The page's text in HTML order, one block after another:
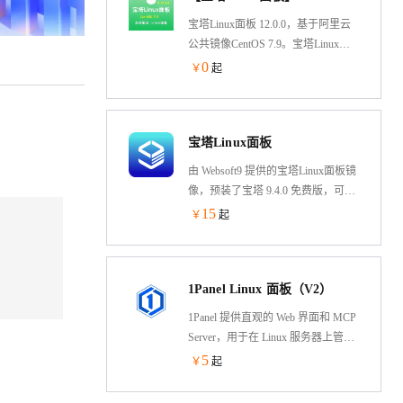
件。兼容ECS云服务器，此镜像环境
是数据盘运行，一键安装所需的网
宝塔Linux面板 12.0.0，基于阿里云
公共镜像CentOS 7.9。宝塔Linux面
板是提升运维效率的服务器管理软
数据库/JAVA等100多项服务器管理
功能
￥0 起
宝塔Linux面板
由 Websoft9 提供的宝塔Linux面板镜
像，预装了宝塔 9.4.0 免费版，可在
云服务器上一键部署。宝塔BT面板
等免费的技术支持服务。打开方
式：https://服务器公网IP:8888/login
￥ 15 起
1Panel Linux 面板（V2）
1Panel 提供直观的 Web 界面和 MCP
Server，用于在 Linux 服务器上管理
网站、文件、容器、数据库和大语
￥ 5 起